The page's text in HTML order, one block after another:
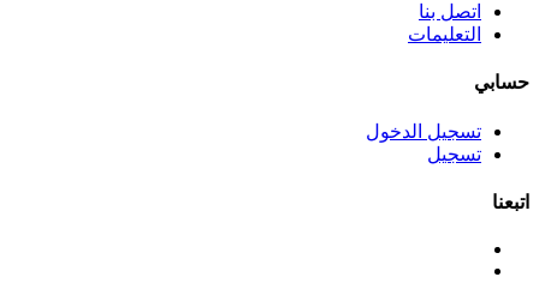
اتصل بنا
التعليمات
حسابي
تسجيل الدخول
تسجيل
اتبعنا